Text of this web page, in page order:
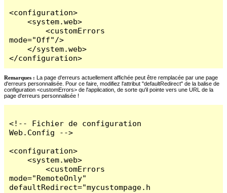
<configuration>
    <system.web>
        <customErrors
mode="Off"/>
    </system.web>
</configuration>
Remarques : La page d'erreurs actuellement affichée peut être remplacée par une page
d'erreurs personnalisée. Pour ce faire, modifiez l'attribut "defaultRedirect" de la balise de
configuration <customErrors> de l'application, de sorte qu'il pointe vers une URL de la
page d'erreurs personnalisée !
<!-- Fichier de configuration
Web.Config -->
<configuration>
    <system.web>
        <customErrors
mode="RemoteOnly"
defaultRedirect="mycustompage.h